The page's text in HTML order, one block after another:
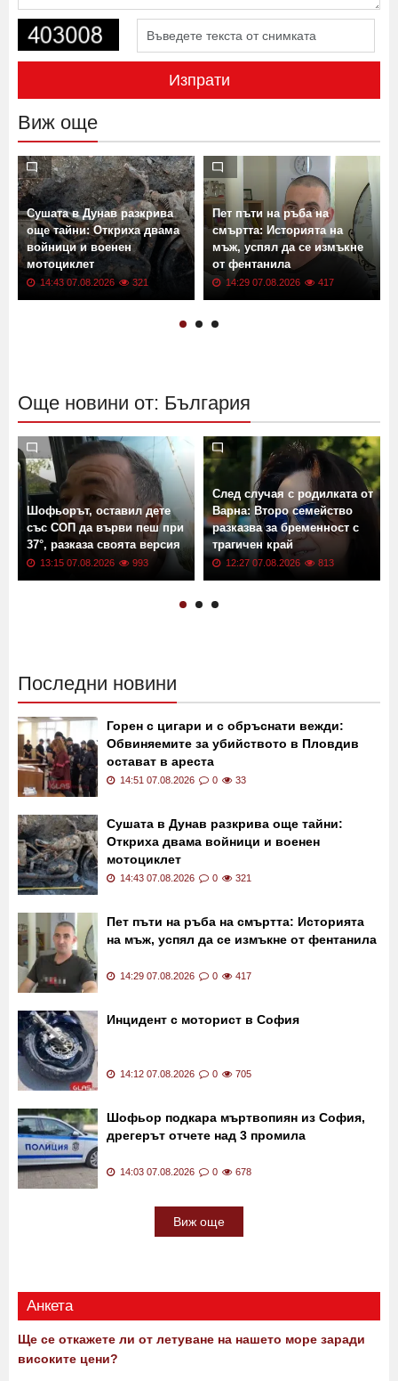
Изпрати
Виж още
Сушата в Дунав разкрива
още тайни: Откриха двама
войници и военен
мотоциклет
14:43 07.08.2026 321
Пет пъти на ръба на
смъртта: Историята на
мъж, успял да се измъкне
от фентанила
14:29 07.08.2026 417
Още новини от: България
Шофьорът, оставил дете
със СОП да върви пеш при
37°, разказа своята версия
13:15 07.08.2026 993
След случая с родилката от
Варна: Второ семейство
разказва за бременност с
трагичен край
12:27 07.08.2026 813
Последни новини
Горен с цигари и с обръснати вежди:
Обвиняемите за убийството в Пловдив
остават в ареста
14:51 07.08.2026 0 33
Сушата в Дунав разкрива още тайни:
Откриха двама войници и военен
мотоциклет
14:43 07.08.2026 0 321
Пет пъти на ръба на смъртта: Историята
на мъж, успял да се измъкне от фентанила
14:29 07.08.2026 0 417
Инцидент с моторист в София
14:12 07.08.2026 0 705
Шофьор подкара мъртвопиян из София,
дрегерът отчете над 3 промила
14:03 07.08.2026 0 678
Виж още
Анкета
Ще се откажете ли от летуване на нашето море заради
високите цени?